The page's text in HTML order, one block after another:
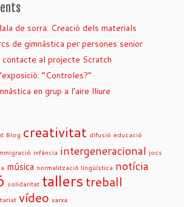
de sorra. Creació dels materials
de gimnàstica per persones senior
al projecte Scratch
“Controles?”
en grup a l’aire lliure
Blog creativitat difusió educació
infància intergeneracional jocs
música normalització lingüística notícia
solidaritat tallers treball
vídeo xarxa